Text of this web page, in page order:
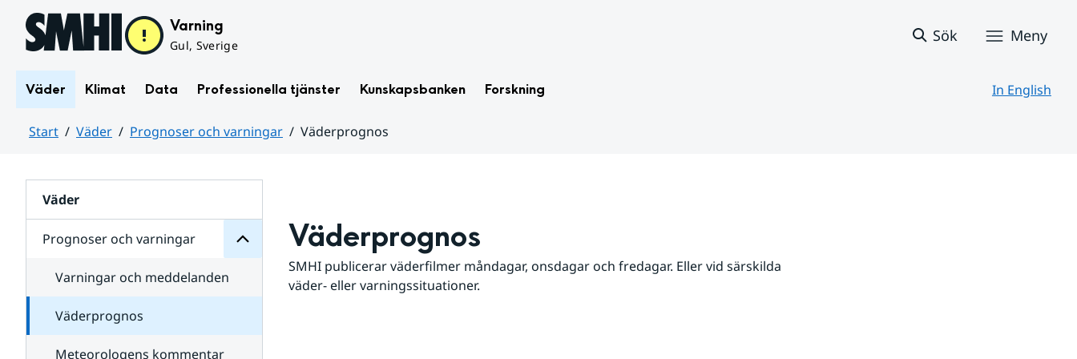
Hoppa till sidans innehåll Varning
Gul, Sverige
Sök Meny
Väder Klimat Data Professionella tjänster Kunskapsbanken Forskning In English
Start Väder Prognoser och varningar
Väderprognos
Väder
Prognoser och varningar
för
varningar
Varningar och meddelanden
Väderprognos
Meteorologens kommentar
Väderprognos
SMHI publicerar väderfilmer måndagar, onsdagar och fredagar. Eller vid särskilda
väder- eller varningssituationer.